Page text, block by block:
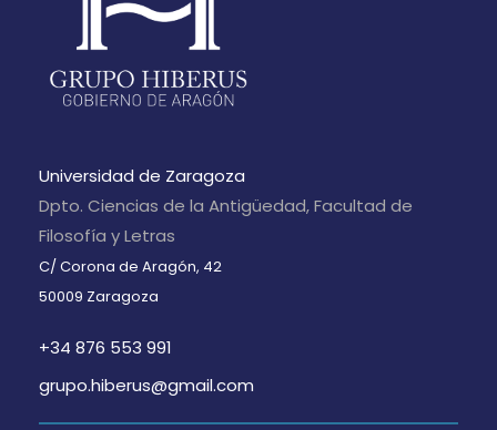
Universidad de Zaragoza
Dpto. Ciencias de la Antigüedad, Facultad de
Filosofía y Letras
C/ Corona de Aragón, 42
50009 Zaragoza
+34 876 553 991
grupo.hiberus@gmail.com